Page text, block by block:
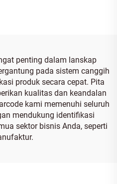
penting dalam lanskap
pada sistem canggih
produk secara cepat. Pita
kualitas dan keandalan
kami memenuhi seluruh
mendukung identifikasi
sektor bisnis Anda, seperti